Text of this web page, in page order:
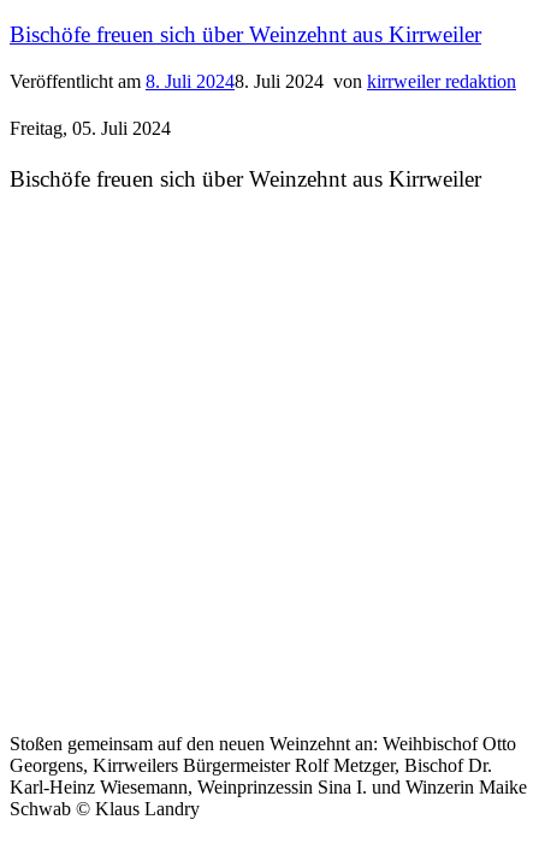
Bischöfe freuen sich über Weinzehnt aus Kirrweiler
Veröffentlicht am 8. Juli 20248. Juli 2024 von kirrweiler redaktion
Freitag, 05. Juli 2024
Bischöfe freuen sich über Weinzehnt aus Kirrweiler
Stoßen gemeinsam auf den neuen Weinzehnt an: Weihbischof Otto
Georgens, Kirrweilers Bürgermeister Rolf Metzger, Bischof Dr.
Karl-Heinz Wiesemann, Weinprinzessin Sina I. und Winzerin Maike
Schwab © Klaus Landry